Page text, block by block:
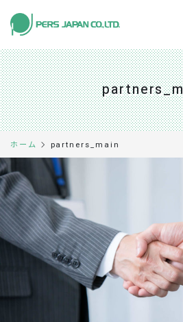
私たちの特長 About Us
事業内容 Business
企業情報 Company
採用情報 Recruit
パートナー募集 Partners
0120-891-224
ホーム partners_main